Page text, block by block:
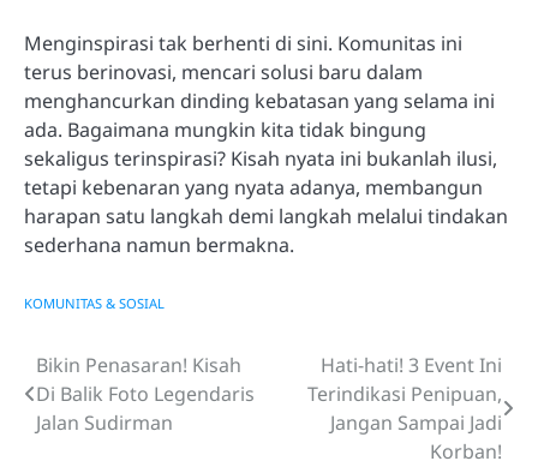
Menginspirasi tak berhenti di sini. Komunitas ini
terus berinovasi, mencari solusi baru dalam
menghancurkan dinding kebatasan yang selama ini
ada. Bagaimana mungkin kita tidak bingung
sekaligus terinspirasi? Kisah nyata ini bukanlah ilusi,
tetapi kebenaran yang nyata adanya, membangun
harapan satu langkah demi langkah melalui tindakan
sederhana namun bermakna.
KOMUNITAS & SOSIAL
Navigasi
pos
Bikin Penasaran! Kisah
Di Balik Foto Legendaris
Jalan Sudirman
Hati-hati! 3 Event Ini
Terindikasi Penipuan,
Jangan Sampai Jadi
Korban!